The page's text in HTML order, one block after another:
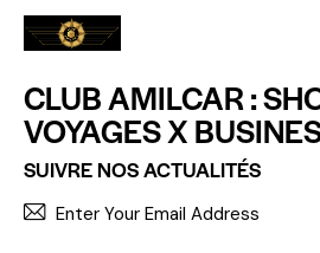
CLUB AMILCAR :
VOYAGES X
SUIVRE NOS ACTUALITÉS